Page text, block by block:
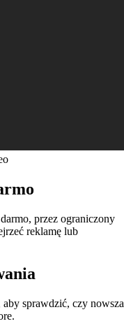
przez ograniczony
reklamę lub
aby sprawdzić, czy nowsza